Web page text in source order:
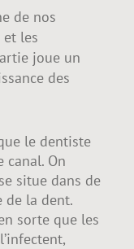
de nos
les
joue un
des
le dentiste
On
situe dans de
de la dent.
sorte que les